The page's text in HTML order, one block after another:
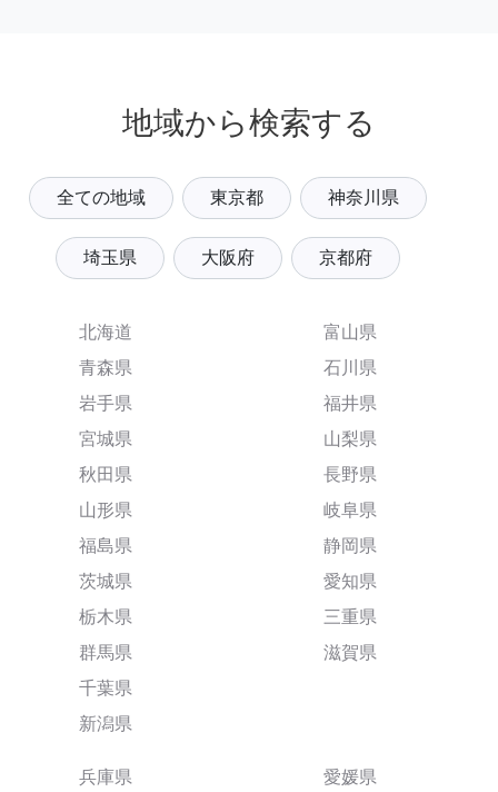
地域から検索する
全ての地域 東京都 神奈川県
埼玉県 大阪府 京都府
北海道
青森県
岩手県
宮城県
秋田県
山形県
福島県
茨城県
栃木県
群馬県
千葉県
新潟県
富山県
石川県
福井県
山梨県
長野県
岐阜県
静岡県
愛知県
三重県
滋賀県
兵庫県
愛媛県